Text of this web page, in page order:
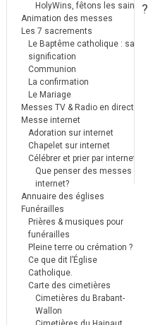
HolyWins, fêtons les saints !
Animation des messes
Les 7 sacrements
Le Baptême catholique : sa
signification
Communion
La confirmation
Le Mariage
Messes TV & Radio en direct
Messe internet
Adoration sur internet
Chapelet sur internet
Célébrer et prier par internet
Que penser des messes
internet?
Annuaire des églises
Funérailles
Prières & musiques pour
funérailles
Pleine terre ou crémation ?
Ce que dit l’Église
Catholique.
Carte des cimetières
Cimetières du Brabant-
Wallon
?